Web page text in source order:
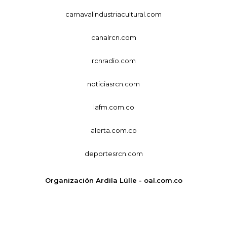
carnavalindustriacultural.com
canalrcn.com
rcnradio.com
noticiasrcn.com
lafm.com.co
alerta.com.co
deportesrcn.com
Organización Ardila Lülle - oal.com.co